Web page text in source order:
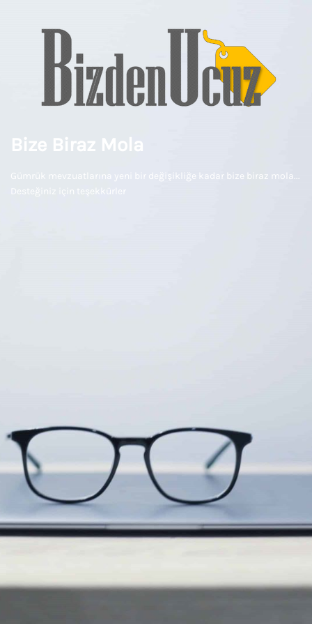
Bize Biraz Mola
Gümrük mevzuatlarına yeni bir değişikliğe kadar bize biraz mola...
Desteğiniz için teşekkürler